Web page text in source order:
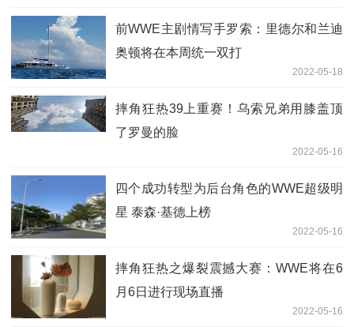
前WWE主剧情写手罗索：里德尔和兰迪
奥顿将在本周统一双打
2022-05-18
摔角狂热39上重赛！乌索兄弟用膝盖顶
了罗曼的脸
2022-05-16
四个成功转型为后台角色的WWE超级明
星 泰森·基德上榜
2022-05-16
摔角狂热之爆裂震撼大赛：WWE将在6
月6日进行现场直播
2022-05-16